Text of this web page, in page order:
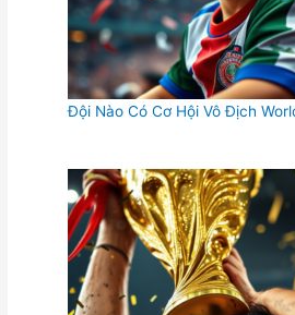
Đội Nào Có Cơ Hội Vô Địch